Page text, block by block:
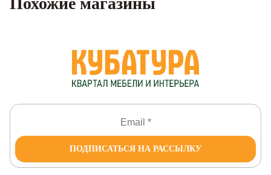
ПОДПИСАТЬСЯ НА РАССЫЛКУ